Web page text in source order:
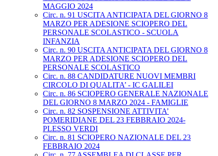
MAGGIO 2024
Circ. n. 91 USCITA ANTICIPATA DEL GIORNO 8
MARZO PER ADESIONE SCIOPERO DEL
PERSONALE SCOLASTICO - SCUOLA
INFANZIA
Circ. n. 90 USCITA ANTICIPATA DEL GIORNO 8
MARZO PER ADESIONE SCIOPERO DEL
PERSONALE SCOLASTICO
Circ. n. 88 CANDIDATURE NUOVI MEMBRI
CIRCOLO DI QUALITA’ - IC GALILEI
Circ. n. 86 SCIOPERO GENERALE NAZIONALE
DEL GIORNO 8 MARZO 2024 - FAMIGLIE
Circ. n. 82 SOSPENSIONE ATTIVITA’
POMERIDIANE DEL 23 FEBBRAIO 2024-
PLESSO VERDI
Circ. n. 81 SCIOPERO NAZIONALE DEL 23
FEBBRAIO 2024